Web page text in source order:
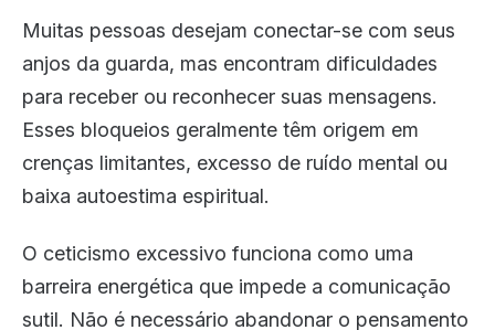
Muitas pessoas desejam conectar-se com seus
anjos da guarda, mas encontram dificuldades
para receber ou reconhecer suas mensagens.
Esses bloqueios geralmente têm origem em
crenças limitantes, excesso de ruído mental ou
baixa autoestima espiritual.
O ceticismo excessivo funciona como uma
barreira energética que impede a comunicação
sutil. Não é necessário abandonar o pensamento